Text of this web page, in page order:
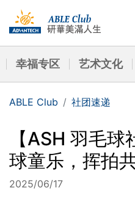
幸福专区 艺术文化
ABLE Club 社团速递
【ASH 羽毛
球童乐，挥拍
2025/06/17